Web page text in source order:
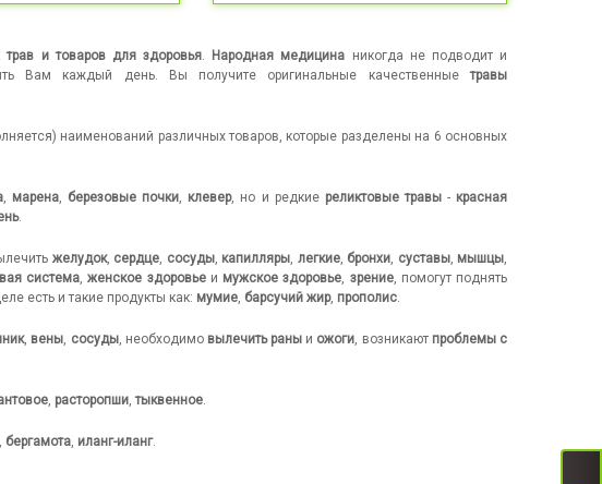
трав и товаров для здоровья. Народная медицина никогда не подводит и
Вам каждый день. Вы получите оригинальные качественныетравы
наименований различных товаров, которые разделены на 6 основных
, марена,березовые почки, клевер, но и редкие реликтовые травы- красная
.
желудок, сердце, сосуды, капилляры, легкие,бронхи, суставы, мышцы,
система,женское здоровьеи мужское здоровье, зрение, помогут поднять
есть и такие продукты как: мумие, барсучий жир, прополис.
, вены, сосуды, необходимо вылечить раны и ожоги, возникают проблемы с
, расторопши,тыквенное.
, бергамота, иланг-иланг.